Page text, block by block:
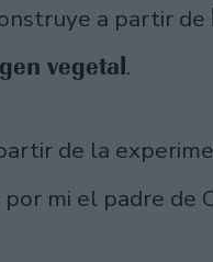
a partir de
vegetal.
de la
mi el padre de